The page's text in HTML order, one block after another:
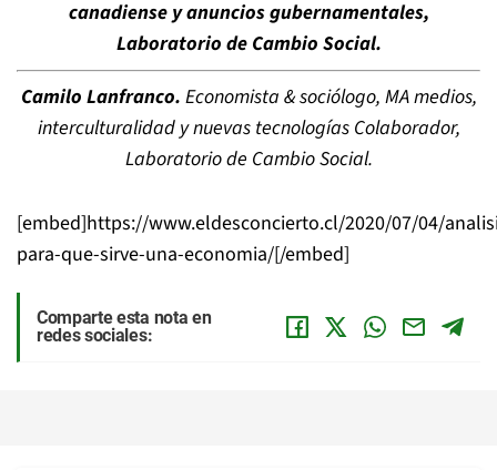
canadiense y anuncios gubernamentales,
Laboratorio de Cambio Social.
Camilo Lanfranco. Economista & sociólogo, MA medios,
interculturalidad y nuevas tecnologías Colaborador,
Laboratorio de Cambio Social.
[embed]https://www.eldesconcierto.cl/2020/07/04/
para-que-sirve-una-economia/[/embed]
Comparte esta nota en
redes sociales: